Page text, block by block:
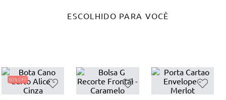
ESCOLHIDO PARA VOCÊ
50%